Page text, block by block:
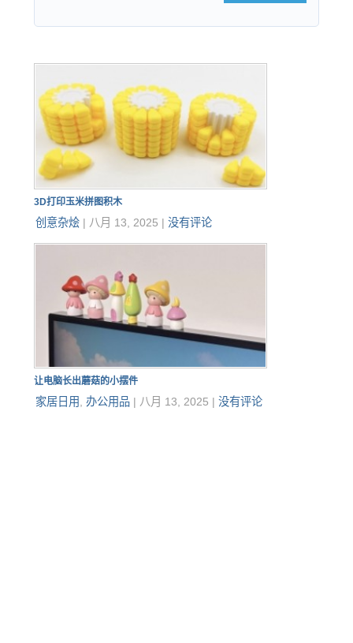
3D打印玉米拼图积木
创意杂烩| 八月 13, 2025 | 没有评论
让电脑长出蘑菇的小摆件
家居日用, 办公用品| 八月 13, 2025 | 没有评论